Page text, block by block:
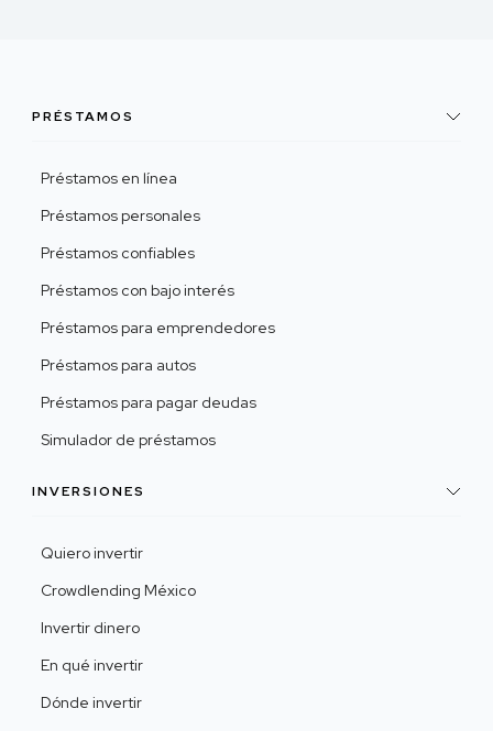
PRÉSTAMOS
Préstamos en línea
Préstamos personales
Préstamos confiables
Préstamos con bajo interés
Préstamos para emprendedores
Préstamos para autos
Préstamos para pagar deudas
Simulador de préstamos
INVERSIONES
Quiero invertir
Crowdlending México
Invertir dinero
En qué invertir
Dónde invertir